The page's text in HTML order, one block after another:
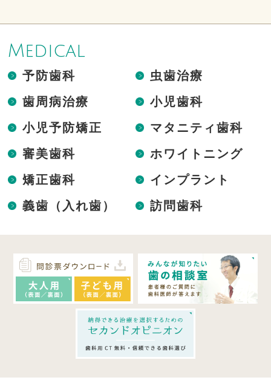
Medical
予防歯科
虫歯治療
歯周病治療
小児歯科
小児予防矯正
マタニティ歯科
審美歯科
ホワイトニング
矯正歯科
インプラント
義歯（入れ歯）
訪問歯科